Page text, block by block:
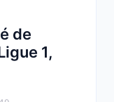
de
1,